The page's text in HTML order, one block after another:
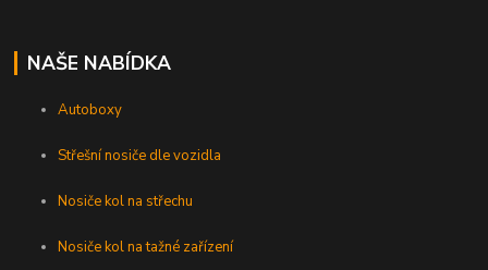
NAŠE NABÍDKA
Autoboxy
Střešní nosiče dle vozidla
Nosiče kol na střechu
Nosiče kol na tažné zařízení